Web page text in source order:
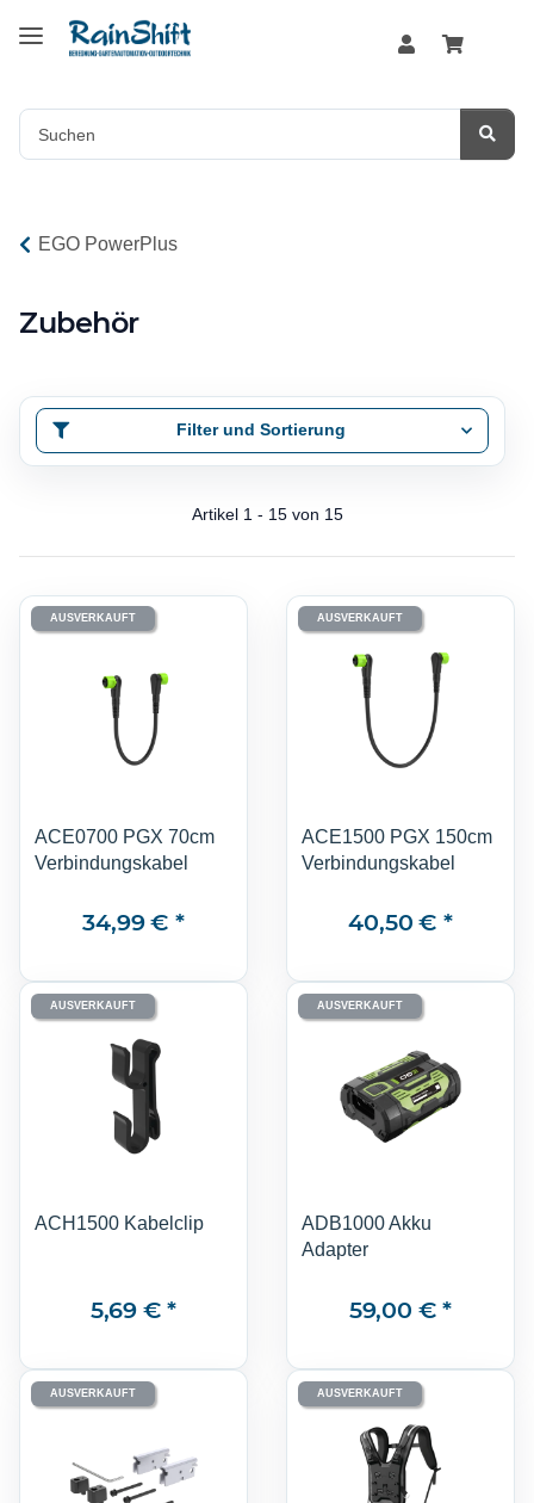
EGO PowerPlus
Zubehör
Filter und Sortierung
Artikel 1 - 15 von 15
AUSVERKAUFT
ACE0700 PGX 70cm
Verbindungskabel
34,99 € *
AUSVERKAUFT
ACE1500 PGX 150cm
Verbindungskabel
40,50 € *
AUSVERKAUFT
ACH1500 Kabelclip
5,69 €*
AUSVERKAUFT
ADB1000 Akku
Adapter
59,00 €*
AUSVERKAUFT AUSVERKAUFT